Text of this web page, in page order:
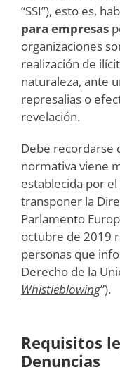
“SSI”), esto es,
para empresas
organizaciones
realización de
naturaleza, ante
represalias o
revelación.
Debe recordarse
normativa viene
establecida por
transponer la
Parlamento
octubre de 2019
personas que
Derecho de la
Whistleblowing”).
Requisitos
Denuncias